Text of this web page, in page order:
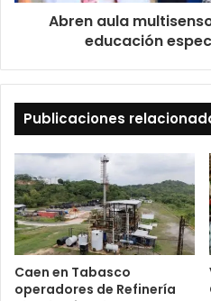
Abren aula
educación
Publicaciones
Caen en Tabasco
operadores de Refinería